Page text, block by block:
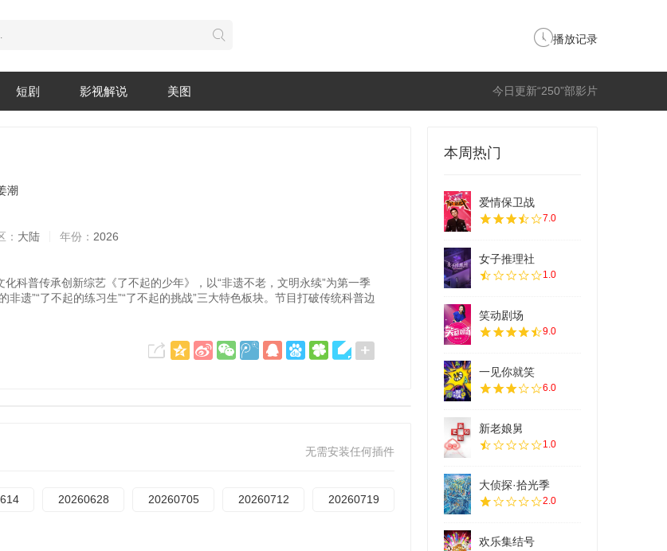
播放记录
今日更新“250”部影片
短剧 影视解说 美图
潮
： 大陆 年份： 2026
科普传承创新综艺《了不起的少年》，以“非遗不老，文明永续”为第一季
非遗”“了不起的练习生”“了不起的挑战”三大特色板块。节目打破传统科普边
无需安装任何插件
20260628 20260705 20260712 20260719
本周热门
爱情保卫战
7.0
女子推理社
1.0
笑动剧场
9.0
一见你就笑
6.0
新老娘舅
1.0
大侦探·拾光季
2.0
欢乐集结号